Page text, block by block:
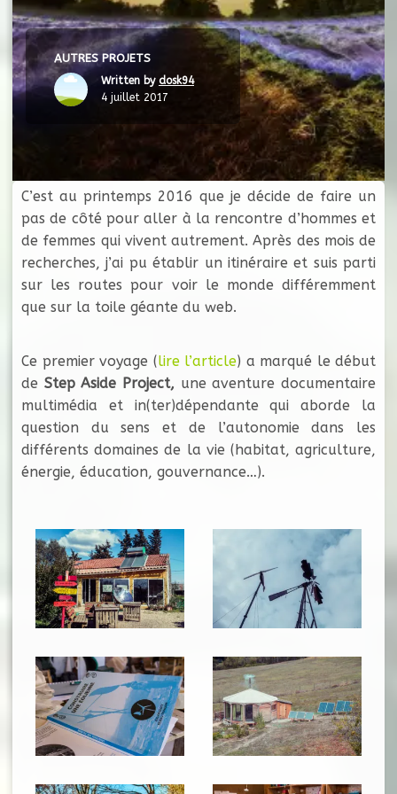
AUTRES PROJETS
Written by dosk94
4 juillet 2017
C’est au printemps 2016 que je décide de faire un
pas de côté pour aller à la rencontre d’hommes et
de femmes qui vivent autrement. Après des mois de
recherches, j’ai pu établir un itinéraire et suis parti
sur les routes pour voir le monde différemment
que sur la toile géante du web.
Ce premier voyage (lire l’article) a marqué le début
de Step Aside Project, une aventure documentaire
multimédia et in(ter)dépendante qui aborde la
question du sens et de l’autonomie dans les
différents domaines de la vie (habitat, agriculture,
énergie, éducation, gouvernance…).